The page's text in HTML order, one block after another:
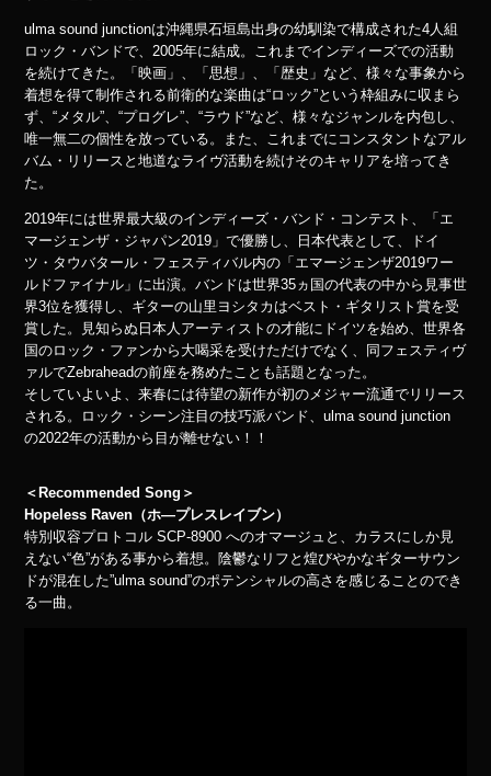
ulma sound junctionは沖縄県石垣島出身の幼馴染で構成された4人組
ロック・バンドで、2005年に結成。これまでインディーズでの活動
を続けてきた。「映画」、「思想」、「歴史」など、様々な事象から
着想を得て制作される前衛的な楽曲は“ロック”という枠組みに収まら
ず、“メタル”、“プログレ”、“ラウド”など、様々なジャンルを内包し、
唯一無二の個性を放っている。また、これまでにコンスタントなアル
バム・リリースと地道なライヴ活動を続けそのキャリアを培ってき
た。
2019年には世界最大級のインディーズ・バンド・コンテスト、「エ
マージェンザ・ジャパン2019」で優勝し、日本代表として、ドイ
ツ・タウバタール・フェスティバル内の「エマージェンザ2019ワー
ルドファイナル」に出演。バンドは世界35ヵ国の代表の中から見事世
界3位を獲得し、ギターの山里ヨシタカはベスト・ギタリスト賞を受
賞した。見知らぬ日本人アーティストの才能にドイツを始め、世界各
国のロック・ファンから大喝采を受けただけでなく、同フェスティヴ
ァルでZebraheadの前座を務めたことも話題となった。
そしていよいよ、来春には待望の新作が初のメジャー流通でリリース
される。ロック・シーン注目の技巧派バンド、ulma sound junction
の2022年の活動から目が離せない！！
＜Recommended Song＞
Hopeless Raven（ホ―プレスレイブン）
特別収容プロトコル SCP-8900 へのオマージュと、カラスにしか見
えない“色”がある事から着想。陰鬱なリフと煌びやかなギターサウン
ドが混在した”ulma sound”のポテンシャルの高さを感じることのでき
る一曲。